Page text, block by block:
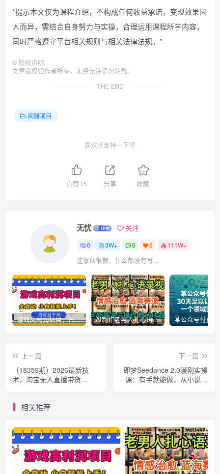
*提示本文仅为课程介绍，不构成任何收益承诺，变现效果因
人而异，需结合自身努力与实操，合理运用课程所学内容，
同时严格遵守平台相关规则与相关法律法规。*
© 版权声明
文章版权归作者所有，未经允许请勿转载。
THE END
网赚项目
喜欢就支持一下吧
点赞 15 分享 收藏
无忧 关注
0 3W+ 0 5 111W+
这家伙很懒，什么都没有写...
游戏高利润项目，日收益1k+，全自动，无需值守，解放双手，小白轻松上手【揭秘】 AI制作老男人扎心语录，5分钟一条，操作简单，流量非常大，保姆级教程
上一篇
（18359期）2026最新技
术，淘宝无人直播带货
1000+
下一篇
即梦Seedance 2.0漫剧实操
课：有手就能做，从小说到
相关推荐